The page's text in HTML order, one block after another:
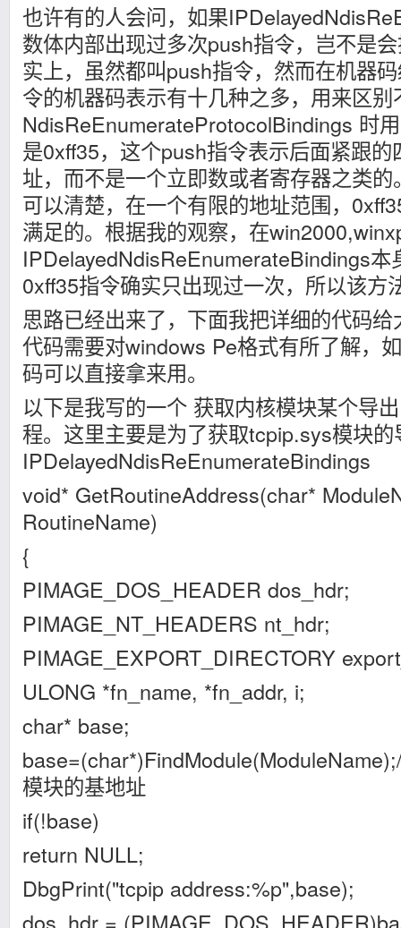
也许有的人会问，如果
数体内部出现过多次push指令，岂不是
实上，虽然都叫push指令，然而在机器
令的机器码表示有十几种之多，用来区
NdisReEnumerateProtocolBindings 时
是0xff35，这个push指令表示后面紧跟
址，而不是一个立即数或者寄存器之类
可以清楚，在一个有限的地址范围，
满足的。根据我的观察，在
IPDelayedNdisReEnumerateBindings本
0xff35指令确实只出现过一次，所以该方
思路已经出来了，下面我把详细的代码
代码需要对windows Pe格式有所了解，
码可以直接拿来用。
以下是我写的一个 获取内核模块某个导
程。这里主要是为了获取tcpip.sys模块的
IPDelayedNdisReEnumerateBindings
void* GetRoutineAddress(char*
RoutineName)
{
PIMAGE_DOS_HEADER dos_hdr;
PIMAGE_NT_HEADERS nt_hdr;
PIMAGE_EXPORT_DIRECTORY
ULONG *fn_name, *fn_addr, i;
char* base;
模块的基地址
if(!base)
return NULL;
DbgPrint("tcpip address:%p",base);
dos_hdr =